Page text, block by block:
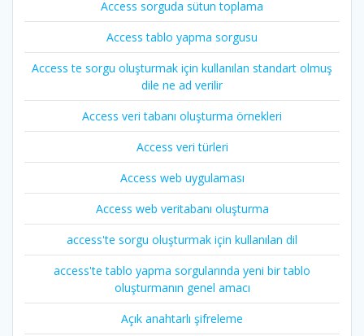
Access sorguda sütun toplama
Access tablo yapma sorgusu
Access te sorgu oluşturmak için kullanılan standart olmuş
dile ne ad verilir
Access veri tabanı oluşturma örnekleri
Access veri türleri
Access web uygulaması
Access web veritabanı oluşturma
access'te sorgu oluşturmak için kullanılan dil
access'te tablo yapma sorgularında yeni bir tablo
oluşturmanın genel amacı
Açık anahtarlı şifreleme